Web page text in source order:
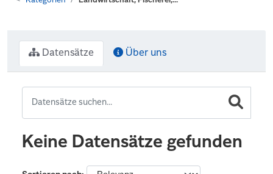
Datensätze Über uns
Keine Datensätze gefunden